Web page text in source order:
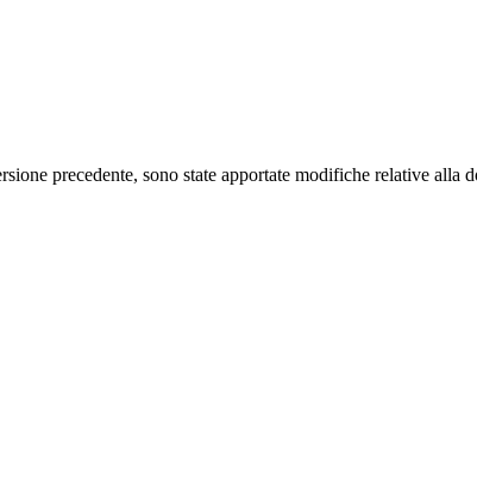
precedente, sono state apportate modifiche relative alla